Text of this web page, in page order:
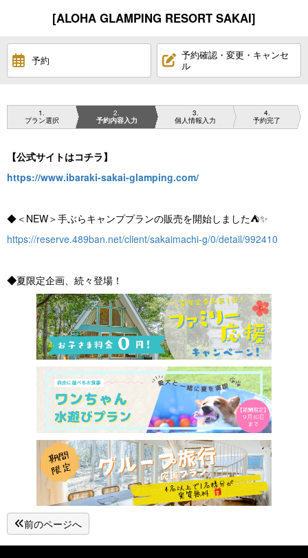
[ALOHA GLAMPING RESORT SAKAI]
予約
予約確認・変更・キャンセ
ル
1
プラン選択
2
予約内容入力
3
個人情報入力
4
予約完了
【公式サイトはコチラ】
https://www.ibaraki-sakai-glamping.com/
◆＜NEW＞手ぶらキャンププランの販売を開始しました⛺✨
https://reserve.489ban.net/client/sakaimachi-g/0/detail/992410
◆夏限定企画、続々登場！
前のページへ